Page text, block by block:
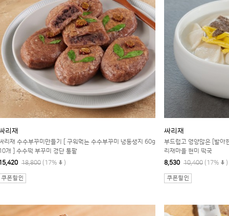
리재
리재 수수부꾸미만들기 [ 구워먹는 수수부꾸미 냉동생지 60g
개 ] 수수떡 부꾸미 경단 통팥
18,800 (17% )
싸리재
부드럽고 영양많은 [발아
리재마을 현미 떡국
8,530 10,400 (17% )